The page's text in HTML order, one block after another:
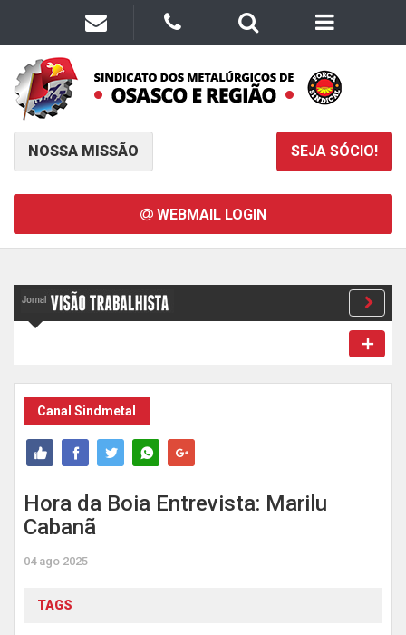
NOSSA MISSÃO SEJA SÓCIO!
WEBMAIL LOGIN
Canal Sindmetal
Hora da Boia Entrevista: Marilu
Cabanã
04 ago 2025
TAGS